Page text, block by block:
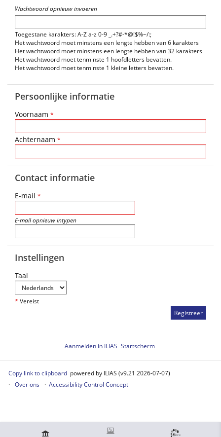
Wachtwoord opnieuw invoeren
Toegestane karakters: A-Z a-z 0-9 _.+?#-*@!$%~/:;
Het wachtwoord moet minstens een lengte hebben van 6 karakters
Het wachtwoord moet minstens een lengte hebben van 32 karakters
Het wachtwoord moet tenminste 1 hoofdletters bevatten.
Het wachtwoord moet tenminste 1 kleine letters bevatten.
Persoonlijke informatie
Voornaam *
Achternaam *
Contact informatie
E-mail *
E-mail opnieuw intypen
Instellingen
Taal
* Vereist
Aanmelden in ILIAS Startscherm
Copy link to clipboard powered by ILIAS (v9.21 2026-07-07)
Over ons
Accessibility Control Concept